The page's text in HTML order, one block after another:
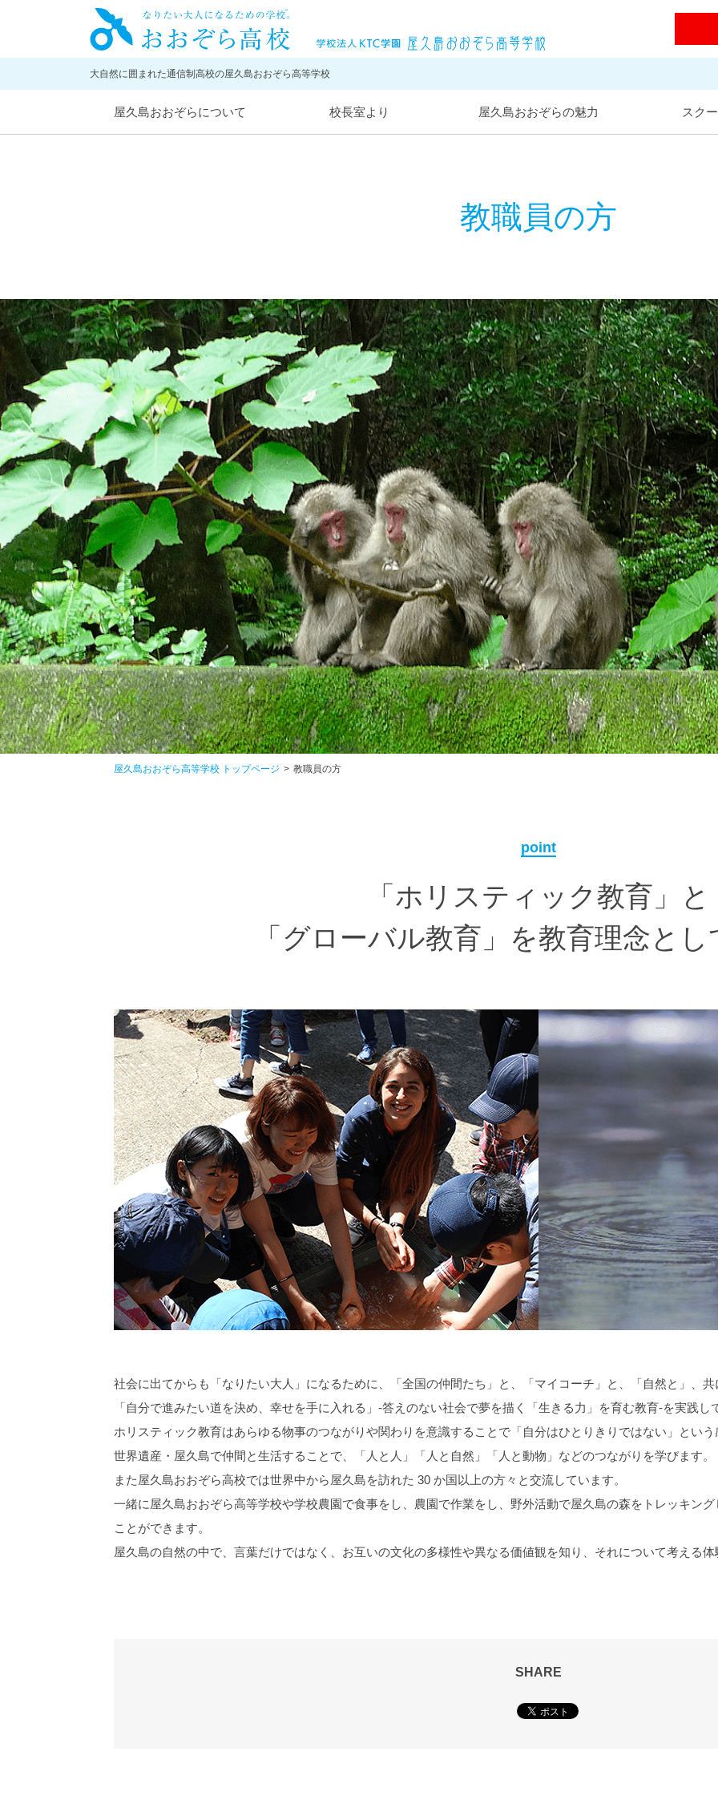
大自然に囲まれた通信制高校の屋久島おおぞら高等学校
屋久島おおぞら高等学校
屋久島おおぞらについて 校長室より 屋久島おおぞらの魅力 スク
教職員の方
屋久島おおぞら高等学校 トップページ 教職員の方
point
「ホリスティック教育」と
「グローバル教育」を教育理念と
社会に出てからも「なりたい大人」になるために、「全国の仲間たち」と、「マイコーチ」と、「自然と」、
「自分で進みたい道を決め、幸せを手に入れる」-答えのない社会で夢を描く「生きる力」を育む教育-を実践し
ホリスティック教育はあらゆる物事のつながりや関わりを意識することで「自分はひとりきりではない」とい
世界遺産・屋久島で仲間と生活することで、「人と人」「人と自然」「人と動物」などのつながりを学びます。
また屋久島おおぞら高校では世界中から屋久島を訪れた 30 か国以上の方々と交流しています。
一緒に屋久島おおぞら高等学校や学校農園で食事をし、農園で作業をし、野外活動で屋久島の森をトレッキン
ことができます。
屋久島の自然の中で、言葉だけではなく、お互いの文化の多様性や異なる価値観を知り、それについて考える
SHARE